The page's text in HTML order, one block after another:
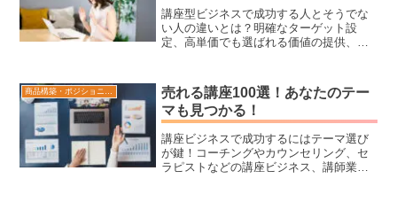
講座型ビジネスで成功する人とそうでな
い人の違いとは？明確なターゲット設
定、高単価でも選ばれる価値の提供、自
も成果を出す秘訣を学べます！
売れる講座100選！あなたのテー
マも見つかる！
講座ビジネスで成功するにはテーマ選び
が鍵！コーチングやカウンセリング、セ
ラピストなどの講座ビジネス、講師業を